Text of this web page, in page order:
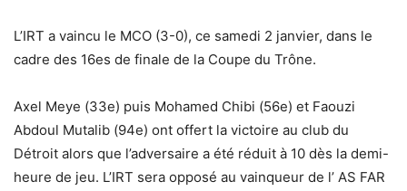
L’IRT a vaincu le MCO (3-0), ce samedi 2 janvier, dans le
cadre des 16es de finale de la Coupe du Trône.
Axel Meye (33e) puis Mohamed Chibi (56e) et Faouzi
Abdoul Mutalib (94e) ont offert la victoire au club du
Détroit alors que l’adversaire a été réduit à 10 dès la demi-
heure de jeu. L’IRT sera opposé au vainqueur de l’ AS FAR